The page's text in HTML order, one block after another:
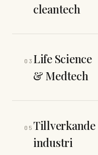
cleantech
03 Life Science
& Medtech
05 Tillverkande
industri